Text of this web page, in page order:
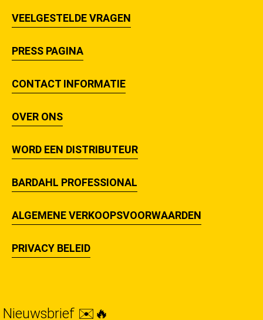
VEELGESTELDE VRAGEN
PRESS PAGINA
CONTACT INFORMATIE
OVER ONS
WORD EEN DISTRIBUTEUR
BARDAHL PROFESSIONAL
ALGEMENE VERKOOPSVOORWAARDEN
PRIVACY BELEID
Nieuwsbrief ✉️🔥